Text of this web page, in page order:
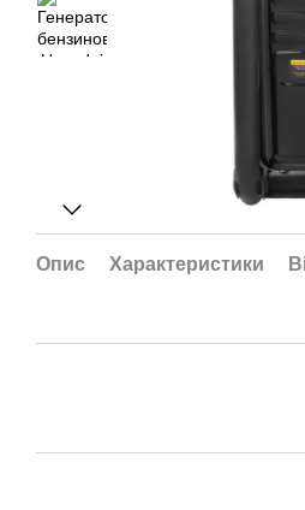
Опис Характеристики